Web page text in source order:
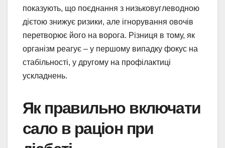
показують, що поєднання з низьковуглеводною
дієтою знижує ризики, але ігнорування овочів
перетворює його на ворога. Різниця в тому, як
організм реагує – у першому випадку фокус на
стабільності, у другому на профілактиці
ускладнень.
Як правильно включати
сало в раціон при